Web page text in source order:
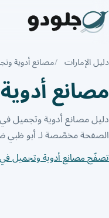
دليل الإمارات مصانع أدوية
مصانع
الصفحة مخصّصة لـ أبو ظبي
تصفّح مصانع أدوية وتجميل في